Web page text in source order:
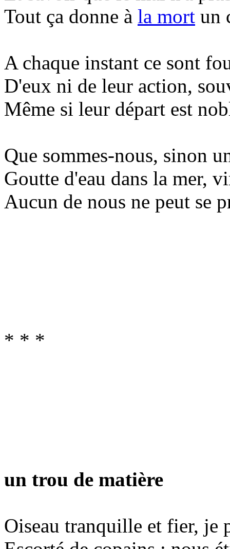
Tout ça donne à la mort un
A chaque instant ce sont
D'eux ni de leur action,
Même si leur départ est
Que sommes-nous, sinon
Goutte d'eau dans la mer,
Aucun de nous ne peut se
* * *
un trou de matière
Oiseau tranquille et fier, je